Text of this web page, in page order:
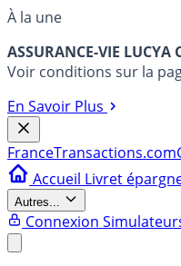
À la une
ASSURANCE-VIE LUCYA
Voir conditions sur la
En Savoir Plus
FranceTransactions.com
Accueil Livret
Autres...
Connexion